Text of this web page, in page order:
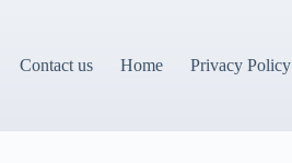
Contact us Home Privacy Policy